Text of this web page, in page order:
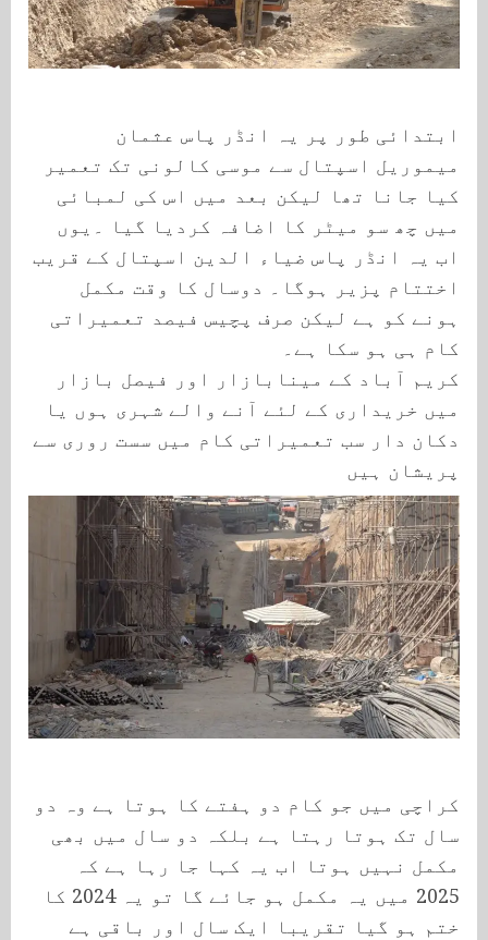
ابتدائی طور پر یہ انڈر پاس عثمان
میموریل اسپتال سے موسی کالونی تک تعمیر
کیا جانا تھا لیکن بعد میں اس کی لمبائی
میں چھ سو میٹر کا اضافہ کردیا گیا ۔یوں
اب یہ انڈر پاس ضیاء الدین اسپتال کے قریب
اختتام پزیر ہوگا۔ دوسال کا وقت مکمل
ہونے کو ہے لیکن صرف پچیس فیصد تعمیراتی
کام ہی ہو سکا ہے۔
کریم آباد کے مینابازار اور فیصل بازار
میں خریداری کے لئے آنے والے شہری ہوں یا
دکان دار سب تعمیراتی کام میں سست روری سے
پریشان ہیں
کراچی میں جو کام دو ہفتے کا ہوتا ہے وہ دو
سال تک ہوتا رہتا ہے بلکہ دو سال میں بھی
مکمل نہیں ہوتا اب یہ کہا جا رہا ہے کہ
2025 میں یہ مکمل ہو جائے گا تو یہ 2024 کا
ختم ہو گیا تقریبا ایک سال اور باقی ہے